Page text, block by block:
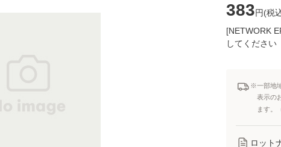
383円(税
[NETWORK
してください
※一部地
表示の
ます。
ロット